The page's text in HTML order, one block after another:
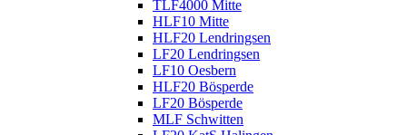
TLF4000 Mitte
HLF10 Mitte
HLF20 Lendringsen
LF20 Lendringsen
LF10 Oesbern
HLF20 Bösperde
LF20 Bösperde
MLF Schwitten